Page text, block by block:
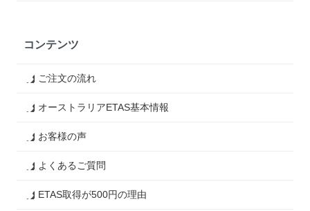
コンテンツ
ご注文の流れ
オーストラリアETAS基本情報
お客様の声
よくあるご質問
ETAS取得が500円の理由